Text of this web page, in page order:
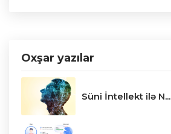
Oxşar yazılar
Süni İntellekt ilə N...